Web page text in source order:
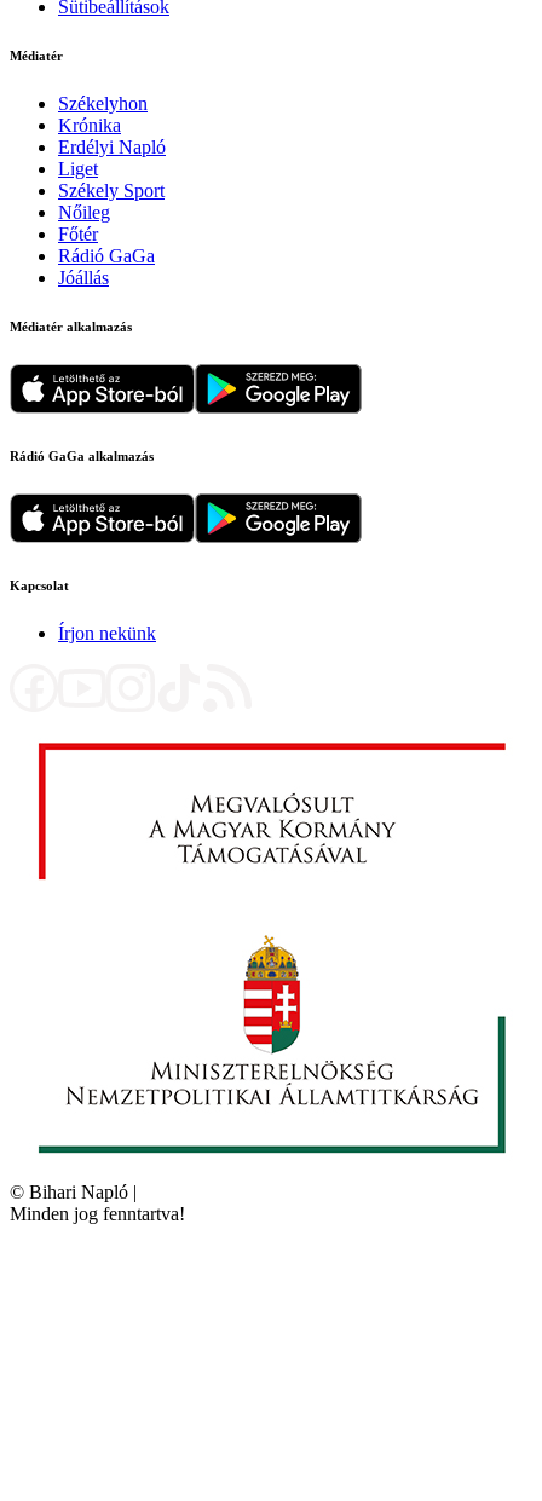
Sütibeállítások
Médiatér
Székelyhon
Krónika
Erdélyi Napló
Liget
Székely Sport
Nőileg
Főtér
Rádió GaGa
Jóállás
Médiatér alkalmazás
Rádió GaGa alkalmazás
Kapcsolat
Írjon nekünk
© Bihari Napló |
Minden jog fenntartva!